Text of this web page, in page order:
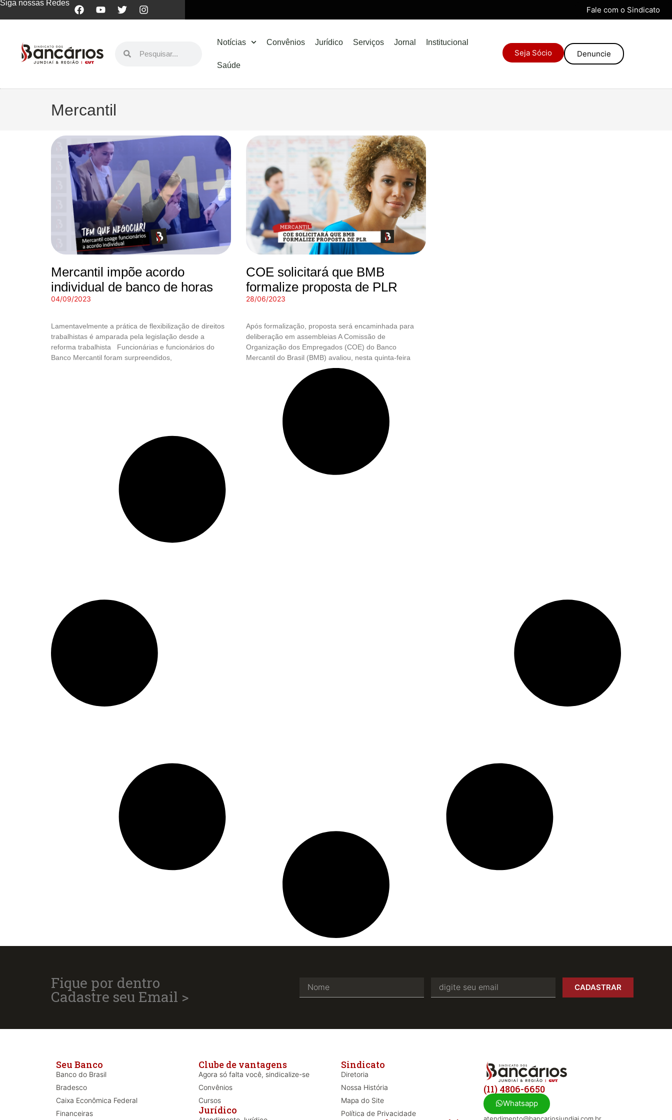
Siga nossas Redes
Fale com o Sindicato
Notícias Convênios Jurídico Serviços Jornal Institucional
Saúde
Seja Sócio Denuncie
Mercantil
Mercantil impõe acordo
individual de banco de horas
04/09/2023
Lamentavelmente a prática de flexibilização de direitos
trabalhistas é amparada pela legislação desde a
reforma trabalhista Funcionárias e funcionários do
Banco Mercantil foram surpreendidos,
COE solicitará que BMB
formalize proposta de PLR
28/06/2023
Após formalização, proposta será encaminhada para
deliberação em assembleias A Comissão de
Organização dos Empregados (COE) do Banco
Mercantil do Brasil (BMB) avaliou, nesta quinta-feira
Fique por dentro
Cadastre seu Email > CADASTRAR
Seu Banco
Banco do Brasil
Bradesco
Caixa Econômica Federal
Financeiras
Clube de vantagens
Agora só falta você, sindicalize-se
Convênios
Cursos
Jurídico
Sindicato
Diretoria
Nossa História
Mapa do Site
Política de Privacidade
(11) 4806-6650
Whatsapp